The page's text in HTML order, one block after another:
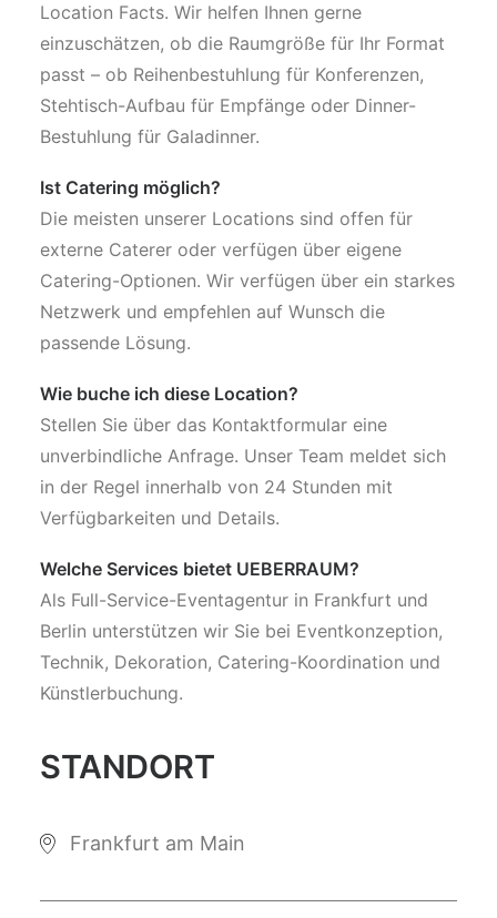
Location Facts. Wir helfen Ihnen gerne
einzuschätzen, ob die Raumgröße für Ihr Format
passt – ob Reihenbestuhlung für Konferenzen,
Stehtisch-Aufbau für Empfänge oder Dinner-
Bestuhlung für Galadinner.
Ist Catering möglich?
Die meisten unserer Locations sind offen für
externe Caterer oder verfügen über eigene
Catering-Optionen. Wir verfügen über ein starkes
Netzwerk und empfehlen auf Wunsch die
passende Lösung.
Wie buche ich diese Location?
Stellen Sie über das Kontaktformular eine
unverbindliche Anfrage. Unser Team meldet sich
in der Regel innerhalb von 24 Stunden mit
Verfügbarkeiten und Details.
Welche Services bietet UEBERRAUM?
Als Full-Service-Eventagentur in Frankfurt und
Berlin unterstützen wir Sie bei Eventkonzeption,
Technik, Dekoration, Catering-Koordination und
Künstlerbuchung.
STANDORT
Frankfurt am Main